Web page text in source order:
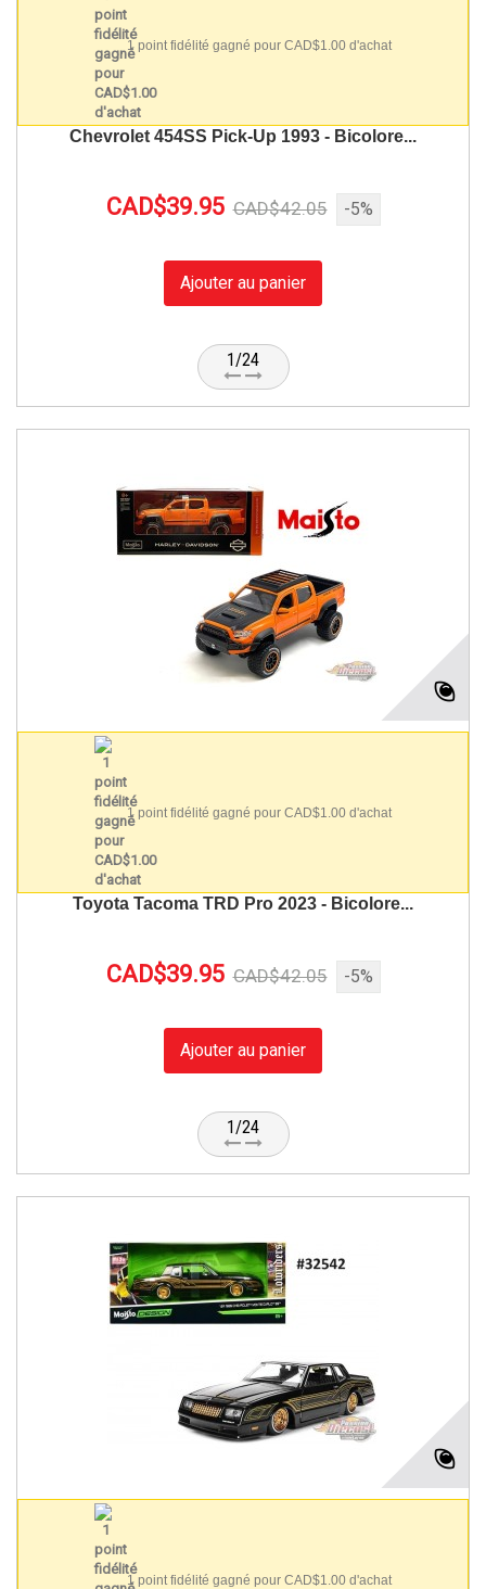
1 point fidélité gagné pour CAD$1.00 d'achat
Chevrolet 454SS Pick-Up 1993 - Bicolore...
CAD$39.95 CAD$42.05 -5%
Ajouter au panier
1/24
1 point fidélité gagné pour CAD$1.00 d'achat
Toyota Tacoma TRD Pro 2023 - Bicolore...
CAD$39.95 CAD$42.05 -5%
Ajouter au panier
1/24
1 point fidélité gagné pour CAD$1.00 d'achat